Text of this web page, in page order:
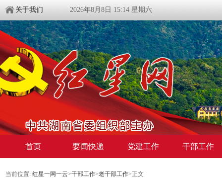
关于我们 2026年8月8日 15:14 星期六
首页 要闻快递 党建工作 干部工作
当前位置: 红星一网一云>干部工作>老干部工作>正文